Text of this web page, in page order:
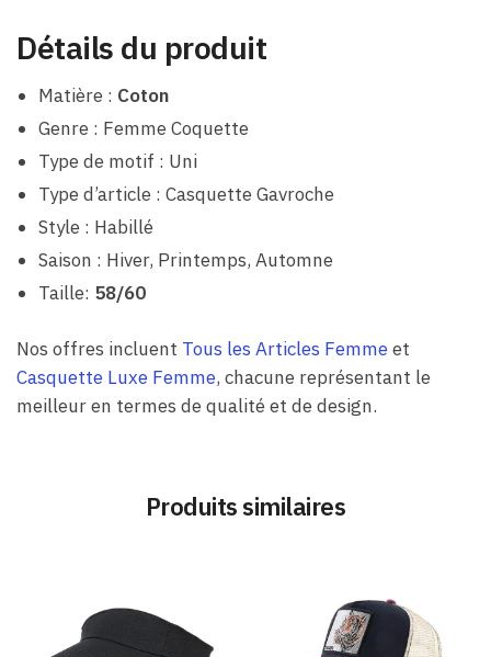
Détails du produit
Matière : Coton
Genre : Femme Coquette
Type de motif : Uni
Type d’article : Casquette Gavroche
Style : Habillé
Saison : Hiver, Printemps, Automne
Taille: 58/60
Nos offres incluent Tous les Articles Femmeet
Casquette Luxe Femme, chacune représentant le
meilleur en termes de qualité et de design.
Produits similaires